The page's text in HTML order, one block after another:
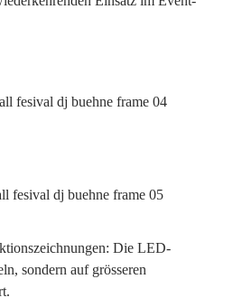
Die LED-
sondern auf grösseren